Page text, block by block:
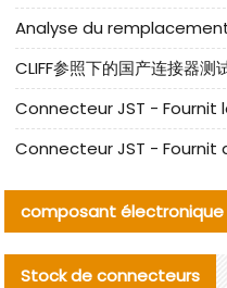
composant électronique
Stock de connecteurs